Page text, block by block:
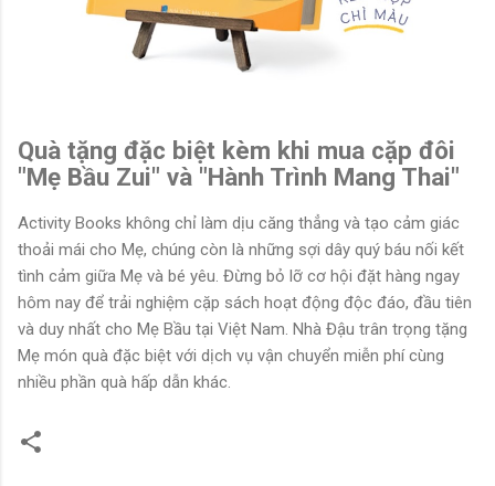
Quà tặng đặc biệt kèm khi mua cặp đôi
"Mẹ Bầu Zui" và "Hành Trình Mang Thai"
Activity Books không chỉ làm dịu căng thẳng và tạo cảm giác
thoải mái cho Mẹ, chúng còn là những sợi dây quý báu nối kết
tình cảm giữa Mẹ và bé yêu. Đừng bỏ lỡ cơ hội đặt hàng ngay
hôm nay để trải nghiệm cặp sách hoạt động độc đáo, đầu tiên
và duy nhất cho Mẹ Bầu tại Việt Nam. Nhà Đậu trân trọng tặng
Mẹ món quà đặc biệt với dịch vụ vận chuyển miễn phí cùng
nhiều phần quà hấp dẫn khác.